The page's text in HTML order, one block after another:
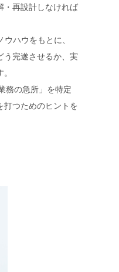
・再設計しなければ
ハウをもとに、
う完遂させるか、実
務の急所」を特定
打つためのヒントを